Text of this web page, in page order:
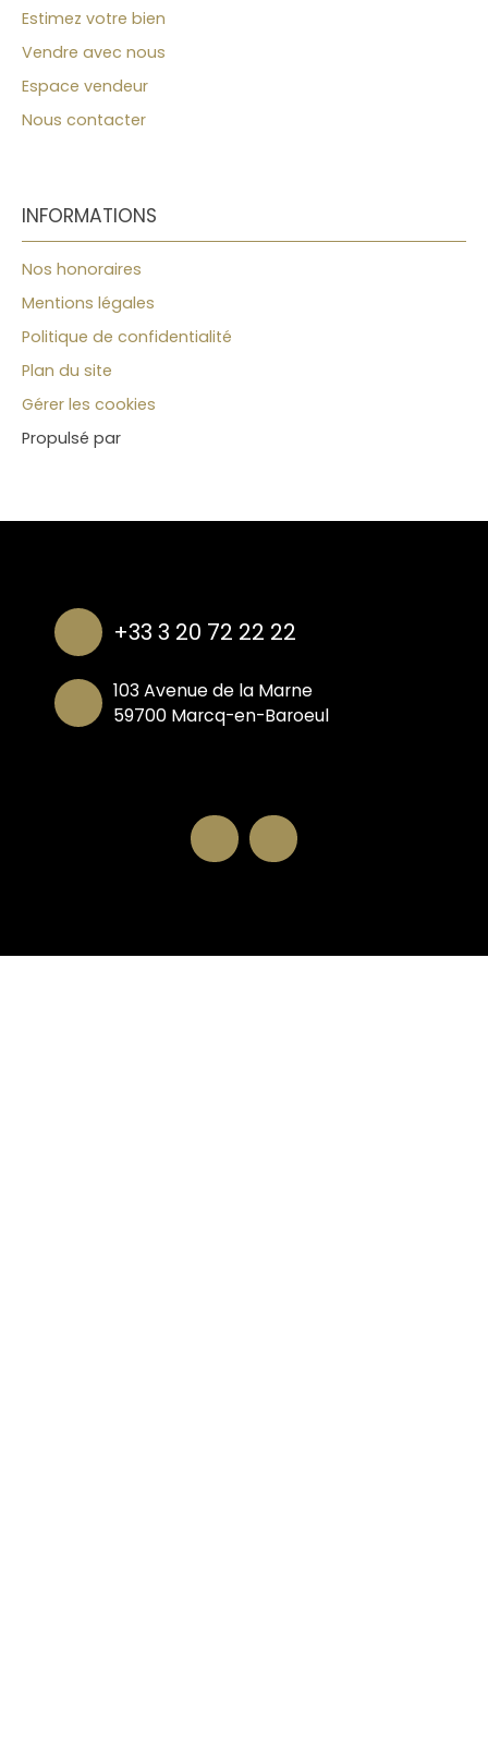
Estimez votre bien
Vendre avec nous
Espace vendeur
Nous contacter
INFORMATIONS
Nos honoraires
Mentions légales
Politique de confidentialité
Plan du site
Gérer les cookies
Propulsé par
+33 3 20 72 22 22
103 Avenue de la Marne
59700 Marcq-en-Baroeul